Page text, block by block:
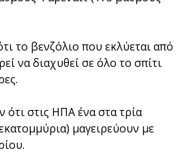
το βενζόλιο που εκλύεται από
να διαχυθεί σε όλο το σπίτι
ότι στις ΗΠΑ ένα στα τρία
μαγειρεύουν με